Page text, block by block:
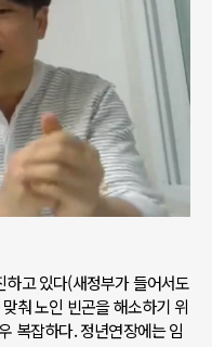
고 있다(새정부가 들어서도
춰 노인 빈곤을 해소하기 위
복잡하다. 정년연장에는 임